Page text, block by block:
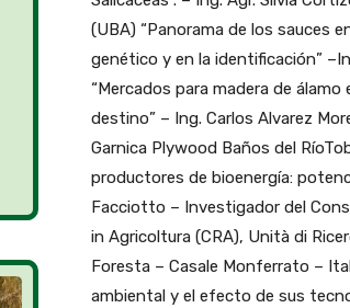
(UBA) “Panorama de los sauces
genético y en la identificación”
“Mercados para madera de
destino” – Ing. Carlos Alvarez
Garnica Plywood Baños del
productores de bioenergía:
Facciotto – Investigador del
in Agricoltura (CRA), Unità di
Foresta – Casale Monferrato –
ambiental y el efecto de sus